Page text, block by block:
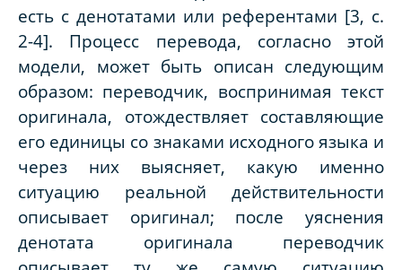
есть с денотатами или референтами [3, с.
2-4]. Процесс перевода, согласно этой
модели, может быть описан следующим
образом: переводчик, воспринимая текст
оригинала, отождествляет составляющие
его единицы со знаками исходного языка и
через них выясняет, какую именно
ситуацию реальной действительности
описывает оригинал; после уяснения
денотата оригинала переводчик